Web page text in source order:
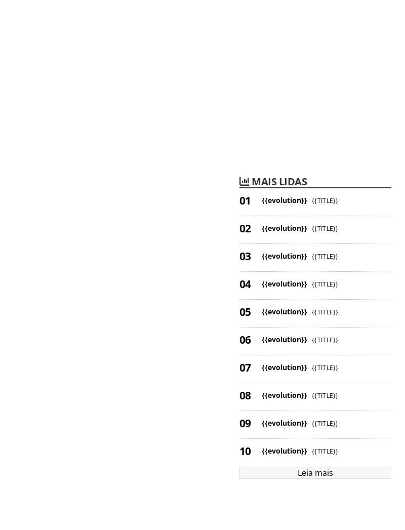
MAIS LIDAS
{{evolution}} {{TITLE}}
{{evolution}} {{TITLE}}
{{evolution}} {{TITLE}}
{{evolution}} {{TITLE}}
{{evolution}} {{TITLE}}
{{evolution}} {{TITLE}}
{{evolution}} {{TITLE}}
{{evolution}} {{TITLE}}
{{evolution}} {{TITLE}}
{{evolution}} {{TITLE}}
Leia mais